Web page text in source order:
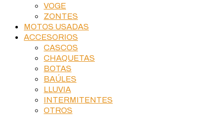
VOGE
ZONTES
MOTOS USADAS
ACCESORIOS
CASCOS
CHAQUETAS
BOTAS
BAÚLES
LLUVIA
INTERMITENTES
OTROS